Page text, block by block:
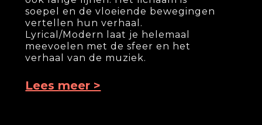
soepel en de vloeiende bewegingen
vertellen hun verhaal.
Lyrical/Modern laat je helemaal
meevoelen met de sfeer en het
verhaal van de muziek.
Lees meer >